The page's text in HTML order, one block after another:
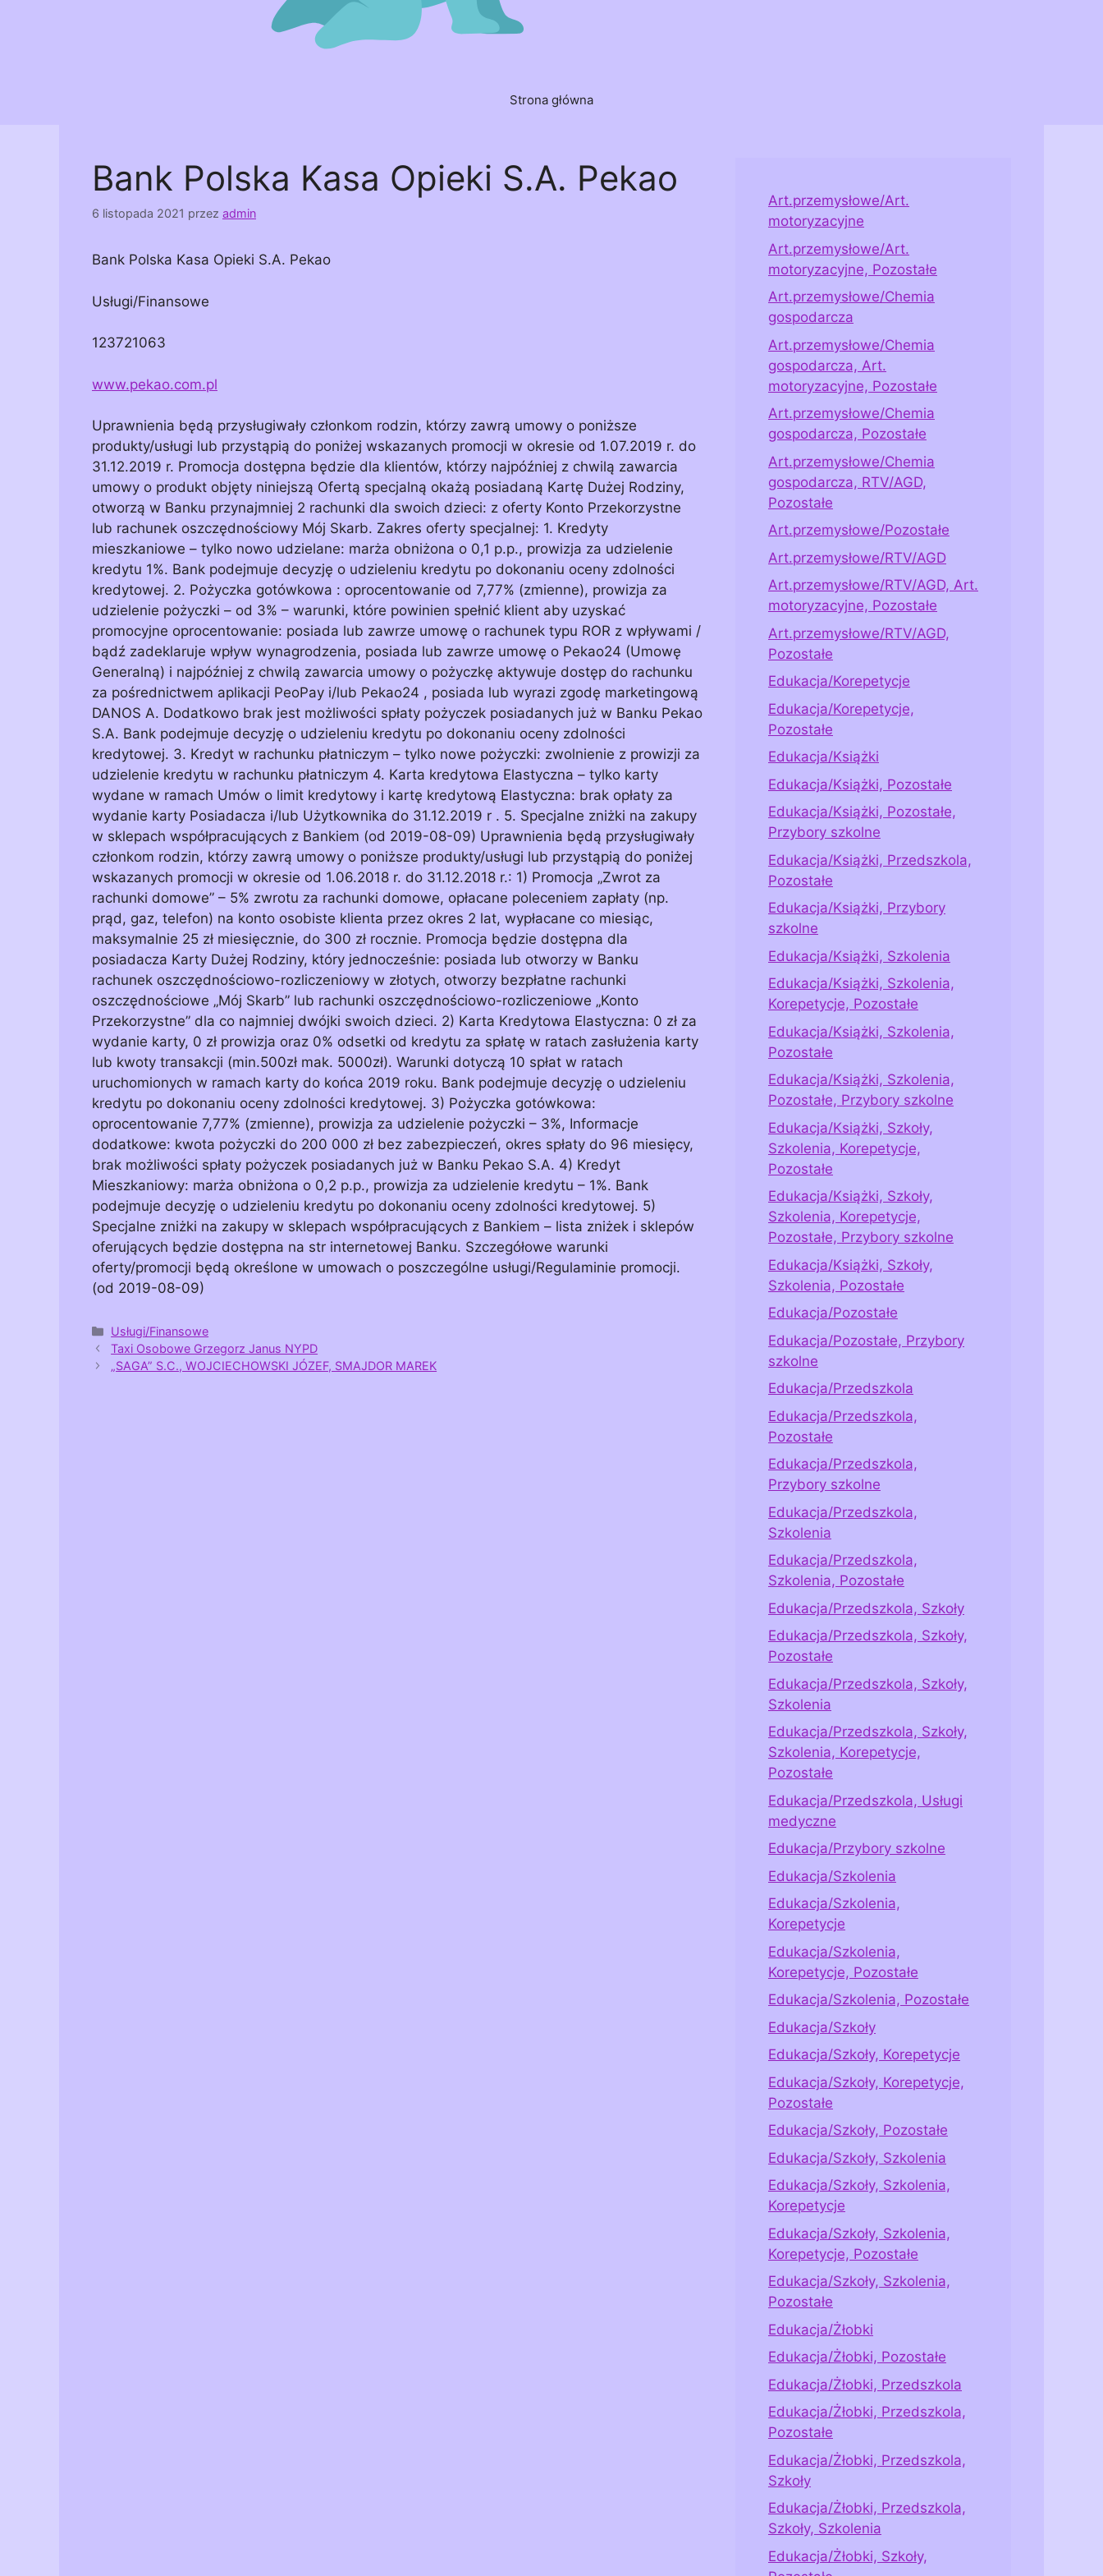
Strona główna
Bank Polska Kasa Opieki S.A. Pekao
6 listopada 2021 przez admin
Bank Polska Kasa Opieki S.A. Pekao
Usługi/Finansowe
123721063
www.pekao.com.pl
Uprawnienia będą przysługiwały członkom rodzin, którzy zawrą umowy o poniższe
produkty/usługi lub przystąpią do poniżej wskazanych promocji w okresie od 1.07.2019 r. do
31.12.2019 r. Promocja dostępna będzie dla klientów, którzy najpóźniej z chwilą zawarcia
umowy o produkt objęty niniejszą Ofertą specjalną okażą posiadaną Kartę Dużej Rodziny,
otworzą w Banku przynajmniej 2 rachunki dla swoich dzieci: z oferty Konto Przekorzystne
lub rachunek oszczędnościowy Mój Skarb. Zakres oferty specjalnej: 1. Kredyty
mieszkaniowe – tylko nowo udzielane: marża obniżona o 0,1 p.p., prowizja za udzielenie
kredytu 1%. Bank podejmuje decyzję o udzieleniu kredytu po dokonaniu oceny zdolności
kredytowej. 2. Pożyczka gotówkowa : oprocentowanie od 7,77% (zmienne), prowizja za
udzielenie pożyczki – od 3% – warunki, które powinien spełnić klient aby uzyskać
promocyjne oprocentowanie: posiada lub zawrze umowę o rachunek typu ROR z wpływami /
bądź zadeklaruje wpływ wynagrodzenia, posiada lub zawrze umowę o Pekao24 (Umowę
Generalną) i najpóźniej z chwilą zawarcia umowy o pożyczkę aktywuje dostęp do rachunku
za pośrednictwem aplikacji PeoPay i/lub Pekao24 , posiada lub wyrazi zgodę marketingową
DANOS A. Dodatkowo brak jest możliwości spłaty pożyczek posiadanych już w Banku Pekao
S.A. Bank podejmuje decyzję o udzieleniu kredytu po dokonaniu oceny zdolności
kredytowej. 3. Kredyt w rachunku płatniczym – tylko nowe pożyczki: zwolnienie z prowizji za
udzielenie kredytu w rachunku płatniczym 4. Karta kredytowa Elastyczna – tylko karty
wydane w ramach Umów o limit kredytowy i kartę kredytową Elastyczna: brak opłaty za
wydanie karty Posiadacza i/lub Użytkownika do 31.12.2019 r . 5. Specjalne zniżki na zakupy
w sklepach współpracujących z Bankiem (od 2019-08-09) Uprawnienia będą przysługiwały
członkom rodzin, którzy zawrą umowy o poniższe produkty/usługi lub przystąpią do poniżej
wskazanych promocji w okresie od 1.06.2018 r. do 31.12.2018 r.: 1) Promocja „Zwrot za
rachunki domowe” – 5% zwrotu za rachunki domowe, opłacane poleceniem zapłaty (np.
prąd, gaz, telefon) na konto osobiste klienta przez okres 2 lat, wypłacane co miesiąc,
maksymalnie 25 zł miesięcznie, do 300 zł rocznie. Promocja będzie dostępna dla
posiadacza Karty Dużej Rodziny, który jednocześnie: posiada lub otworzy w Banku
rachunek oszczędnościowo-rozliczeniowy w złotych, otworzy bezpłatne rachunki
oszczędnościowe „Mój Skarb” lub rachunki oszczędnościowo-rozliczeniowe „Konto
Przekorzystne” dla co najmniej dwójki swoich dzieci. 2) Karta Kredytowa Elastyczna: 0 zł za
wydanie karty, 0 zł prowizja oraz 0% odsetki od kredytu za spłatę w ratach zasłużenia karty
lub kwoty transakcji (min.500zł mak. 5000zł). Warunki dotyczą 10 spłat w ratach
uruchomionych w ramach karty do końca 2019 roku. Bank podejmuje decyzję o udzieleniu
kredytu po dokonaniu oceny zdolności kredytowej. 3) Pożyczka gotówkowa:
oprocentowanie 7,77% (zmienne), prowizja za udzielenie pożyczki – 3%, Informacje
dodatkowe: kwota pożyczki do 200 000 zł bez zabezpieczeń, okres spłaty do 96 miesięcy,
brak możliwości spłaty pożyczek posiadanych już w Banku Pekao S.A. 4) Kredyt
Mieszkaniowy: marża obniżona o 0,2 p.p., prowizja za udzielenie kredytu – 1%. Bank
podejmuje decyzję o udzieleniu kredytu po dokonaniu oceny zdolności kredytowej. 5)
Specjalne zniżki na zakupy w sklepach współpracujących z Bankiem – lista zniżek i sklepów
oferujących będzie dostępna na str internetowej Banku. Szczegółowe warunki
oferty/promocji będą określone w umowach o poszczególne usługi/Regulaminie promocji.
(od 2019-08-09)
Kategorie
Usługi/Finansowe
Taxi Osobowe Grzegorz Janus NYPD
„SAGA” S.C., WOJCIECHOWSKI JÓZEF, SMAJDOR MAREK
Art.przemysłowe/Art.
motoryzacyjne
Art.przemysłowe/Art.
motoryzacyjne, Pozostałe
Art.przemysłowe/Chemia
gospodarcza
Art.przemysłowe/Chemia
gospodarcza, Art.
motoryzacyjne, Pozostałe
Art.przemysłowe/Chemia
gospodarcza, Pozostałe
Art.przemysłowe/Chemia
gospodarcza, RTV/AGD,
Pozostałe
Art.przemysłowe/Pozostałe
Art.przemysłowe/RTV/AGD
Art.przemysłowe/RTV/AGD, Art.
motoryzacyjne, Pozostałe
Art.przemysłowe/RTV/AGD,
Pozostałe
Edukacja/Korepetycje
Edukacja/Korepetycje,
Pozostałe
Edukacja/Książki
Edukacja/Książki, Pozostałe
Edukacja/Książki, Pozostałe,
Przybory szkolne
Edukacja/Książki, Przedszkola,
Pozostałe
Edukacja/Książki, Przybory
szkolne
Edukacja/Książki, Szkolenia
Edukacja/Książki, Szkolenia,
Korepetycje, Pozostałe
Edukacja/Książki, Szkolenia,
Pozostałe
Edukacja/Książki, Szkolenia,
Pozostałe, Przybory szkolne
Edukacja/Książki, Szkoły,
Szkolenia, Korepetycje,
Pozostałe
Edukacja/Książki, Szkoły,
Szkolenia, Korepetycje,
Pozostałe, Przybory szkolne
Edukacja/Książki, Szkoły,
Szkolenia, Pozostałe
Edukacja/Pozostałe
Edukacja/Pozostałe, Przybory
szkolne
Edukacja/Przedszkola
Edukacja/Przedszkola,
Pozostałe
Edukacja/Przedszkola,
Przybory szkolne
Edukacja/Przedszkola,
Szkolenia
Edukacja/Przedszkola,
Szkolenia, Pozostałe
Edukacja/Przedszkola, Szkoły
Edukacja/Przedszkola, Szkoły,
Pozostałe
Edukacja/Przedszkola, Szkoły,
Szkolenia
Edukacja/Przedszkola, Szkoły,
Szkolenia, Korepetycje,
Pozostałe
Edukacja/Przedszkola, Usługi
medyczne
Edukacja/Przybory szkolne
Edukacja/Szkolenia
Edukacja/Szkolenia,
Korepetycje
Edukacja/Szkolenia,
Korepetycje, Pozostałe
Edukacja/Szkolenia, Pozostałe
Edukacja/Szkoły
Edukacja/Szkoły, Korepetycje
Edukacja/Szkoły, Korepetycje,
Pozostałe
Edukacja/Szkoły, Pozostałe
Edukacja/Szkoły, Szkolenia
Edukacja/Szkoły, Szkolenia,
Korepetycje
Edukacja/Szkoły, Szkolenia,
Korepetycje, Pozostałe
Edukacja/Szkoły, Szkolenia,
Pozostałe
Edukacja/Żłobki
Edukacja/Żłobki, Pozostałe
Edukacja/Żłobki, Przedszkola
Edukacja/Żłobki, Przedszkola,
Pozostałe
Edukacja/Żłobki, Przedszkola,
Szkoły
Edukacja/Żłobki, Przedszkola,
Szkoły, Szkolenia
Edukacja/Żłobki, Szkoły,